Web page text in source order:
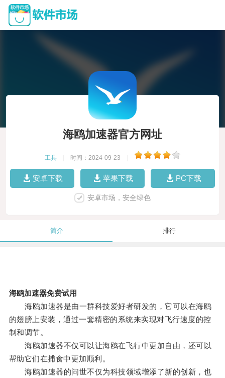
海鸥加速器官方网址
工具 时间：2024-09-23
安卓下载 苹果下载 PC下载
安卓市场，安全绿色
简介 排行
海鸥加速器免费试用
海鸥加速器是由一群科技爱好者研发的，它可以在海鸥
的翅膀上安装，通过一套精密的系统来实现对飞行速度的控
制和调节。
海鸥加速器不仅可以让海鸥在飞行中更加自由，还可以
帮助它们在捕食中更加顺利。
海鸥加速器的问世不仅为科技领域增添了新的创新，也